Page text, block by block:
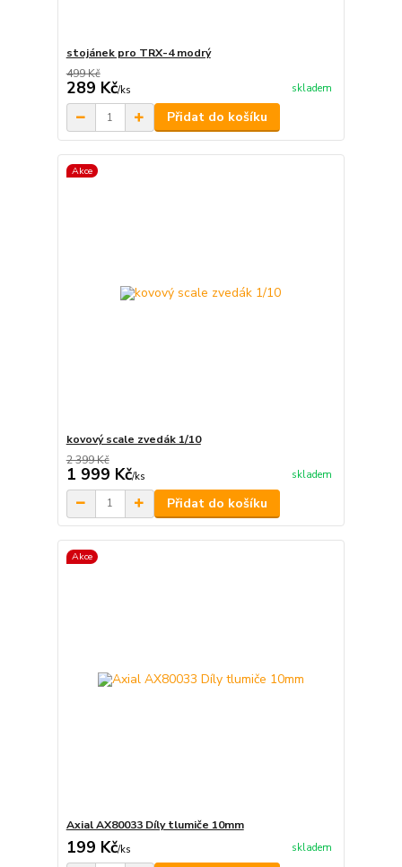
stojánek pro TRX-4 modrý
499 Kč
289 Kč/ks skladem
Přidat do košíku
Akce
kovový scale zvedák 1/10
2 399 Kč
1 999 Kč/ks skladem
Přidat do košíku
Akce
Axial AX80033 Díly tlumiče 10mm
199 Kč/ks skladem